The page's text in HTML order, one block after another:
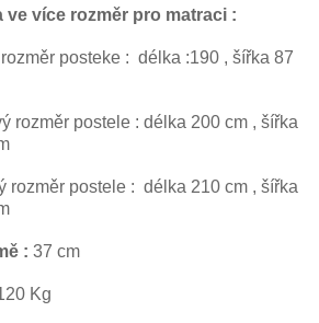
ve více rozměr pro matraci :
posteke : délka :190 , šířka 87
rozměr postele : délka 200 cm , šířka
rozměr postele : délka 210 cm , šířka
: 37 cm
0 Kg